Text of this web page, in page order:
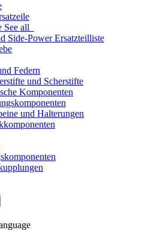
See all
Side-Power Ersatzteilliste
Federn
und Scherstifte
Komponenten
und Halterungen